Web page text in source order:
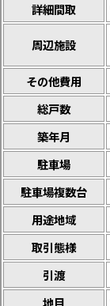
詳細間取
周辺施設
その他費用
総戸数
築年月
駐車場
駐車場複数台
用途地域
取引態様
引渡
地目